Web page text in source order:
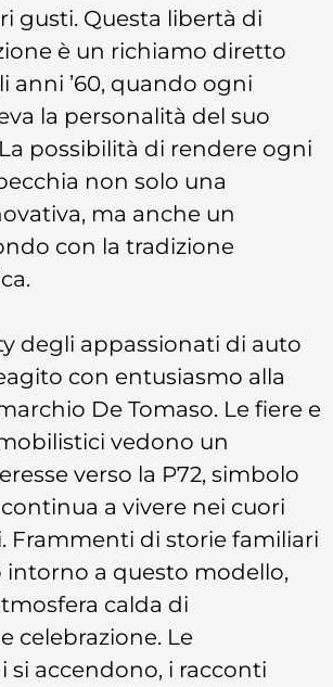
gusti. Questa libertà di
è un richiamo diretto
anni ’60, quando ogni
la personalità del suo
possibilità di rendere ogni
non solo una
ma anche un
con la tradizione
degli appassionati di auto
con entusiasmo alla
De Tomaso. Le fiere e
vedono un
verso la P72, simbolo
continua a vivere nei cuori
Frammenti di storie familiari
intorno a questo modello,
calda di
celebrazione. Le
si accendono, i racconti